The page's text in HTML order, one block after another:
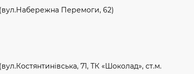
Перемоги, 62)
71, ТК «Шоколад», ст.м.